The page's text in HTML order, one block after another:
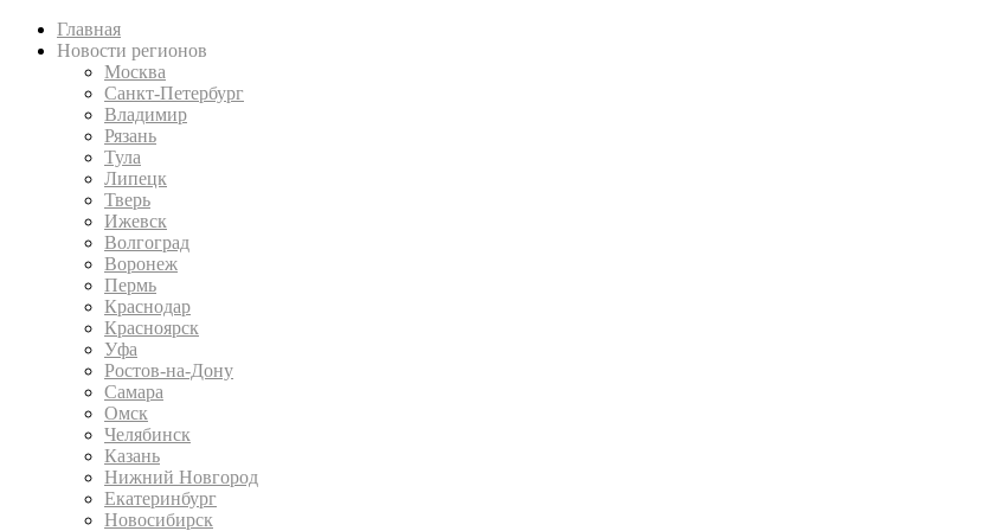
Главная
Новости регионов
Москва
Санкт-Петербург
Владимир
Рязань
Тула
Липецк
Тверь
Ижевск
Волгоград
Воронеж
Пермь
Краснодар
Красноярск
Уфа
Ростов-на-Дону
Самара
Омск
Челябинск
Казань
Нижний Новгород
Екатеринбург
Новосибирск